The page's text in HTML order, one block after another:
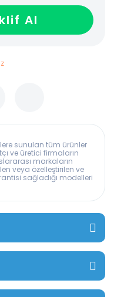
Al
sunulan tüm ürünler
ve üretici firmaların
markaların
veya özelleştirilen ve
sağladığı modelleri